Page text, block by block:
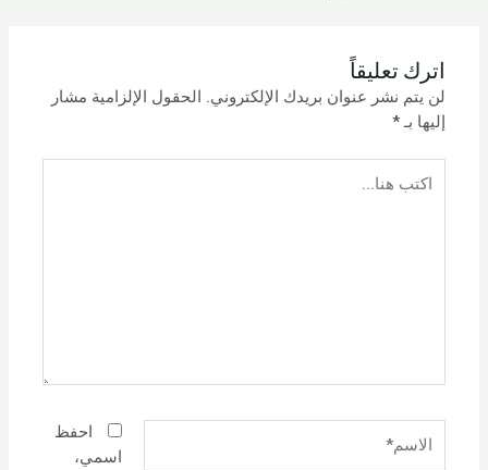
اترك تعليقاً
لن يتم نشر عنوان بريدك الإلكتروني. الحقول الإلزامية مشار
إليها بـ*
هنا...
احفظ
اسمي،